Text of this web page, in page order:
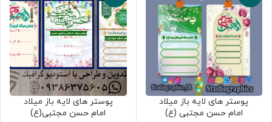
پوستر های لایه باز میلاد
امام حسن مجتبی (ع)
پوستر های لایه باز میلاد
امام حسن مجتبی(ع)